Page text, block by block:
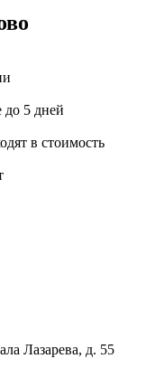
до 5 дней
в стоимость
Лазарева, д. 55